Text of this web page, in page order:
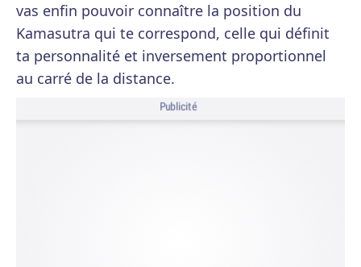
vas enfin pouvoir connaître la position du
Kamasutra qui te correspond, celle qui définit
ta personnalité et inversement proportionnel
au carré de la distance.
Publicité